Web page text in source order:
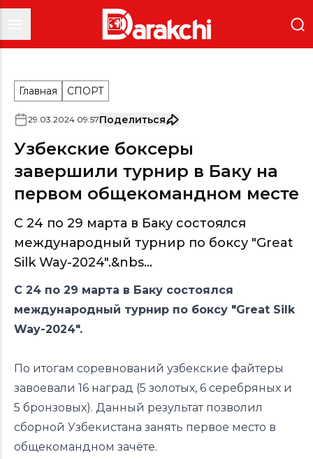
Главная СПОРТ
29.03.2024 09:57Поделиться
Узбекские боксеры
завершили турнир в Баку на
первом общекомандном месте
С 24 по 29 марта в Баку состоялся
международный турнир по боксу "Great
Silk Way-2024".&nbs...
С 24 по 29 марта в Баку состоялся
международный турнир по боксу "Great Silk
Way-2024".
По итогам соревнований узбекские файтеры
завоевали 16 наград (5 золотых, 6 серебряных и
5 бронзовых). Данный результат позволил
сборной Узбекистана занять первое место в
общекомандном зачёте.